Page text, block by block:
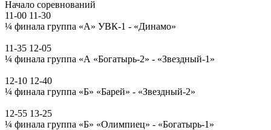
Начало соревнований
11-00 11-30
¼ финала группа «А» УВК-1 - «Динамо»
11-35 12-05
¼ финала группа «А «Богатырь-2» - «Звездный-1»
12-10 12-40
¼ финала группа «Б» «Барей» - «Звездный-2»
12-55 13-25
¼ финала группа «Б» «Олимпиец» - «Богатырь-1»